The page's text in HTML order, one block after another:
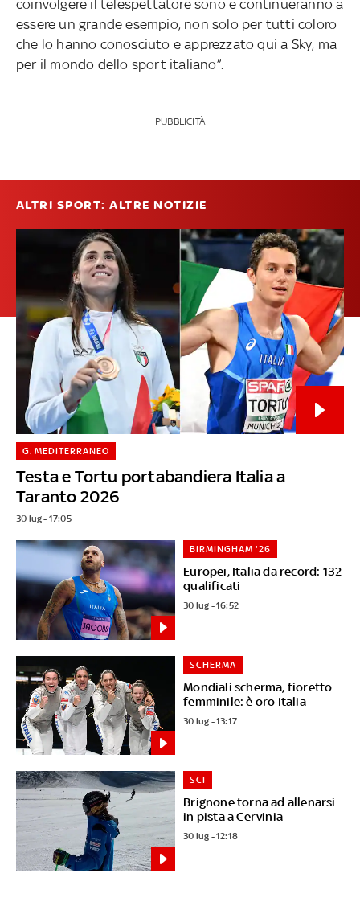
coinvolgere il telespettatore sono e continueranno a
essere un grande esempio, non solo per tutti coloro
che lo hanno conosciuto e apprezzato qui a Sky, ma
per il mondo dello sport italiano”.
PUBBLICITÀ
ALTRI SPORT: ALTRE NOTIZIE
Testa e Tortu portabandiera Italia a
Taranto 2026
G. MEDITERRANEO
30 lug - 17:05
Europei, Italia da record: 132
qualificati
BIRMINGHAM '26
30 lug - 16:52
Mondiali scherma, fioretto
femminile: è oro Italia
SCHERMA
30 lug - 13:17
Brignone torna ad allenarsi
in pista a Cervinia
SCI
30 lug - 12:18